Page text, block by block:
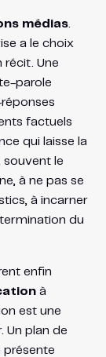
médias.
a le choix
récit. Une
parole
factuels
qui laisse la
souvent le
à ne pas se
à incarner
du
enfin
à
est une
Un plan de
présente